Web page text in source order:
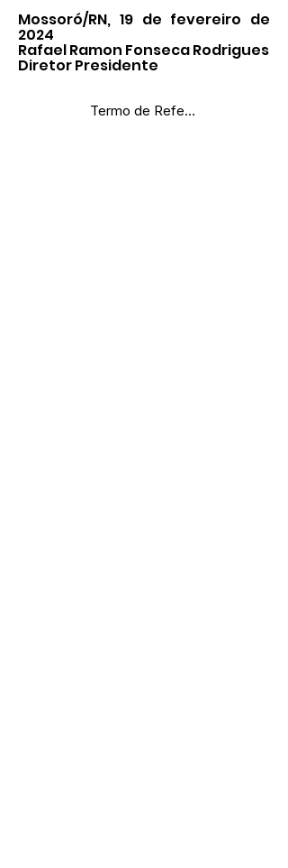
Mossoró/RN, 19 de fevereiro de
2024
Rafael Ramon Fonseca Rodrigues
Diretor Presidente
Termo de Referência